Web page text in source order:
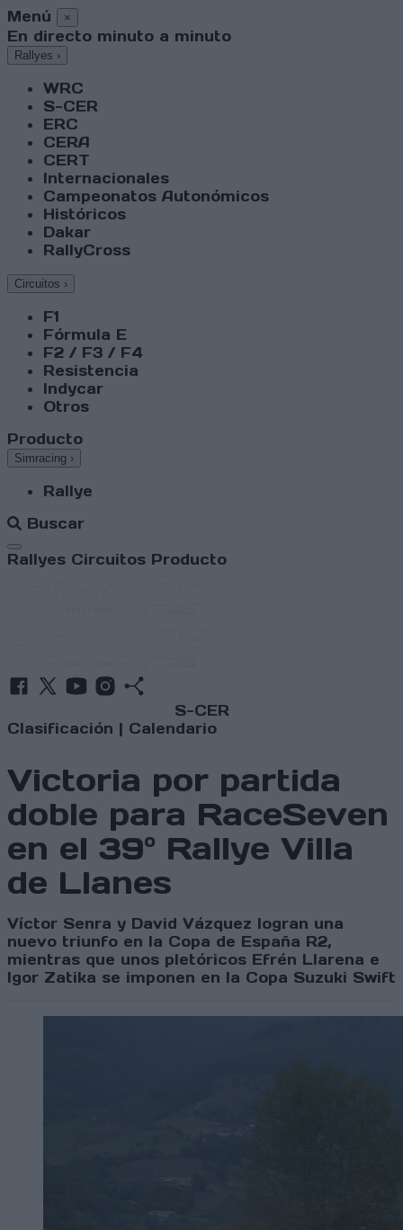
Menú ×
En directo minuto a minuto
Rallyes ›
WRC
S-CER
ERC
CERA
CERT
Internacionales
Campeonatos Autonómicos
Históricos
Dakar
RallyCross
Circuitos ›
F1
Fórmula E
F2 / F3 / F4
Resistencia
Indycar
Otros
Producto
Simracing ›
Rallye
Buscar
Abrir menú
Rallyes Circuitos Producto
S-CER
Clasificación | Calendario
Victoria por partida
doble para RaceSeven
en el 39º Rallye Villa
de Llanes
Víctor Senra y David Vázquez logran una
nuevo triunfo en la Copa de España R2,
mientras que unos pletóricos Efrén Llarena e
Igor Zatika se imponen en la Copa Suzuki Swift